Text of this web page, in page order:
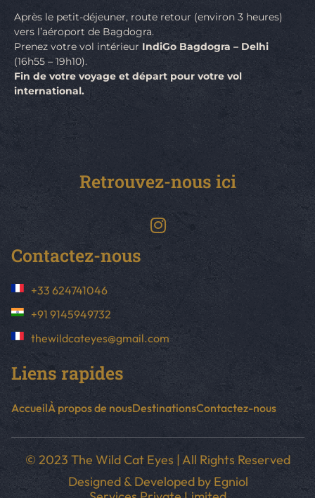
Après le petit-déjeuner, route retour (environ 3 heures)
vers l’aéroport de Bagdogra.
Prenez votre vol intérieur IndiGo Bagdogra – Delhi
(16h55 – 19h10).
Fin de votre voyage et départ pour votre vol
international.
Retrouvez-nous ici
Contactez-nous
+33 624741046
+91 9145949732
thewildcateyes@gmail.com
Liens rapides
AccueilÀ propos de nousDestinationsContactez-nous
© 2023 The Wild Cat Eyes | All Rights Reserved
Designed & Developed by Egniol